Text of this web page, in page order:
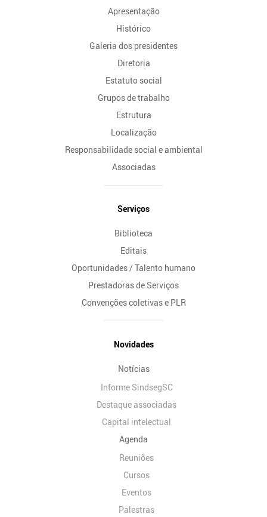
Apresentação
Histórico
Galeria dos presidentes
Diretoria
Estatuto social
Grupos de trabalho
Estrutura
Localização
Responsabilidade social e ambiental
Associadas
Serviços
Biblioteca
Editais
Oportunidades / Talento humano
Prestadoras de Serviços
Convenções coletivas e PLR
Novidades
Notícias
Informe SindsegSC
Destaque associadas
Capital intelectual
Agenda
Reuniões
Cursos
Eventos
Palestras